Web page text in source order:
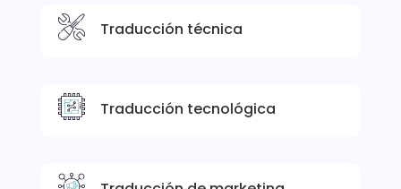
Traducción técnica
Traducción tecnológica